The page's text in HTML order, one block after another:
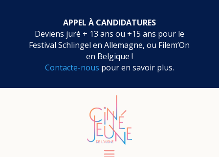
APPEL À CANDIDATURES
Deviens juré + 13 ans ou +15 ans pour le
Festival Schlingel en Allemagne, ou Filem’On
en Belgique !
Contacte-nous pour en savoir plus.